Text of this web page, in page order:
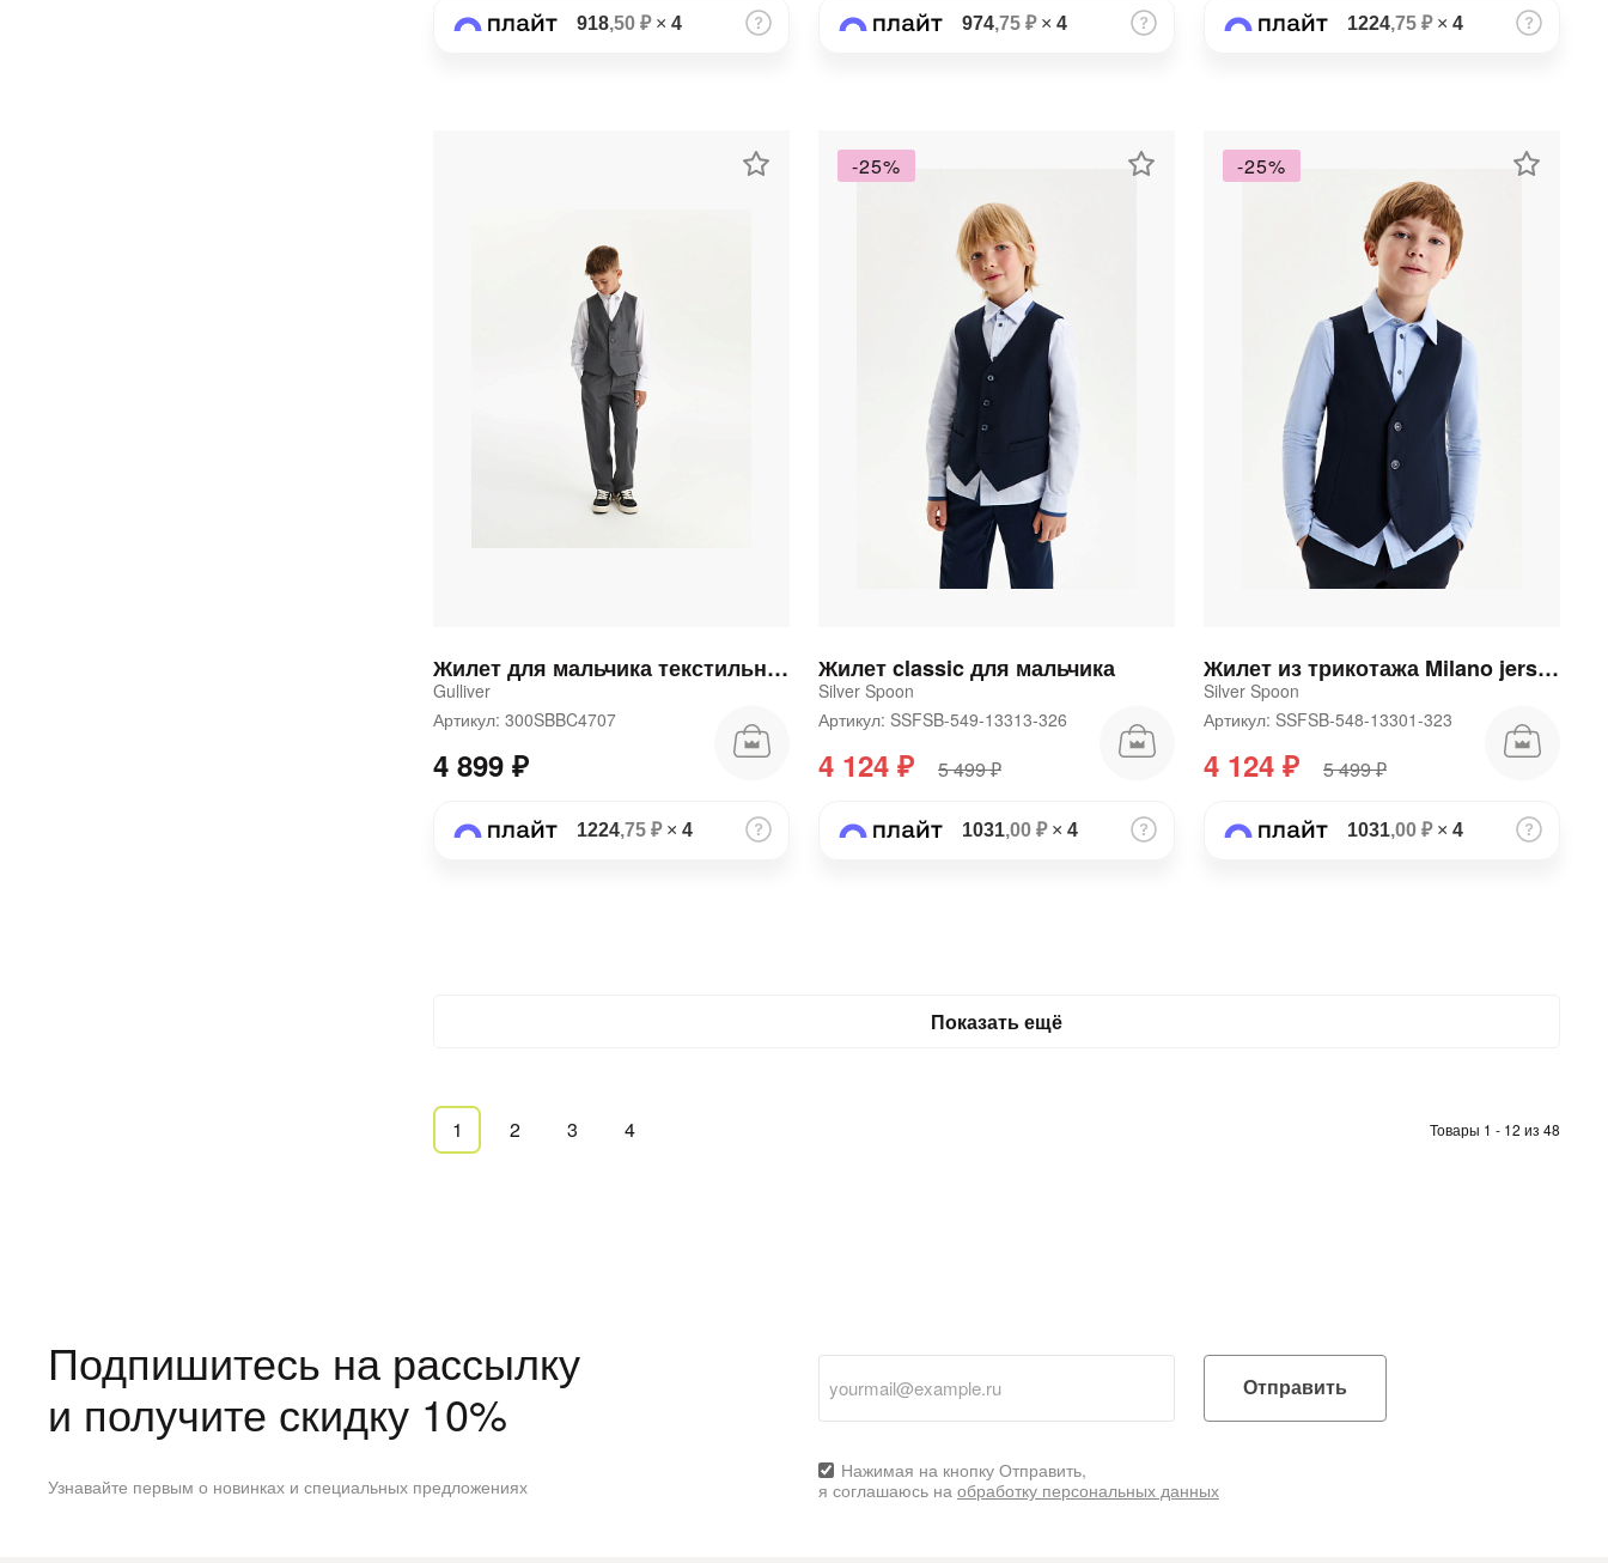
918,50 ₽× 4 974,75 ₽× 4 1224,75 ₽× 4
Жилет для мальчика текстильный
Gulliver
Артикул: 300SBBC4707
4 899 ₽
1224,75 ₽× 4
-25%
Жилет classic для мальчика
Silver Spoon
Артикул: SSFSB-549-13313-326
4 124 ₽ 5 499 ₽
1031,00 ₽× 4
-25%
Жилет из трикотажа Milano jersey для мальчика
Silver Spoon
Артикул: SSFSB-548-13301-323
4 124 ₽ 5 499 ₽
1031,00 ₽× 4
Показать ещё
Товары 1 - 12 из 48
1 2 3 4
Подпишитесь на рассылку
и получите скидку 10%
Узнавайте первым о новинках и специальных предложениях
Отправить
Нажимая на кнопку Отправить,
я соглашаюсь на обработку персональных данных